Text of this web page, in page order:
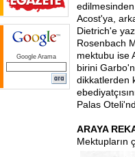
Google Arama
Acost'ya,
Dietrich'e
Rosenbach
mektubu ise
birini
dikkatlerden
Palas
ARAYA
Mektupların